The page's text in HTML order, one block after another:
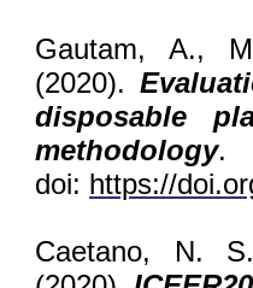
Gautam, A.,
(2020).
disposable
methodology.
doi: https://
Caetano, N.